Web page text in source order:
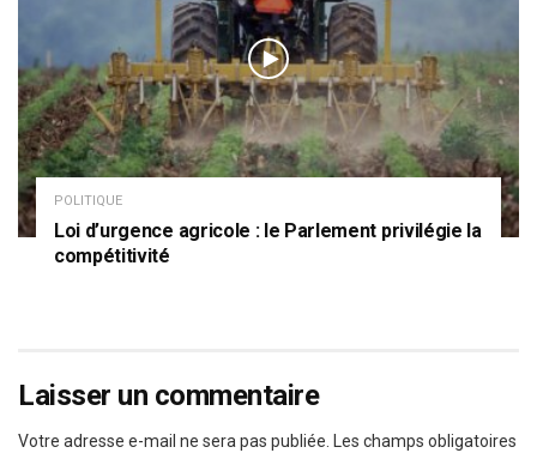
POLITIQUE
Loi d’urgence agricole : le Parlement privilégie la
compétitivité
Laisser un commentaire
Votre adresse e-mail ne sera pas publiée. Les champs obligatoires